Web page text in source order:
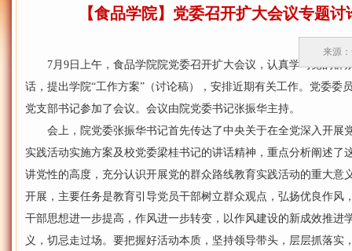
【食品学院】党委召开扩大会议专题
来源
7月9日上午，食品学院院党委召开扩大会议，认真学习党的群
话，提出学院“工作方案”（讨论稿），安排近期有关工作。党委委
党支部书记参加了会议。会议由院党委书记张振华主持。
会上，院党委张振华书记首先传达了中央关于在全党深入开展
实践活动实施方案及校党委梁桂书记的讲话精神，重点分析阐述了
讲党性的高度，充分认识开展党的群众路线教育实践活动的重大意
开展，主要任务是教育引导党员干部树立群众观点，弘扬优良作风
干部思想进一步提高，作风进一步转变，以作风建设的新成效推进
义，切忌走过场。要把握好活动本质，坚持领导带头，层层抓落实